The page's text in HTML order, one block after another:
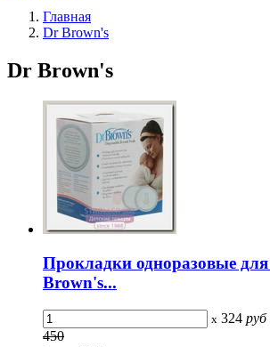
Главная
Dr Brown's
Dr Brown's
Прокладки одноразовые
Brown's...
x 324 руб
450